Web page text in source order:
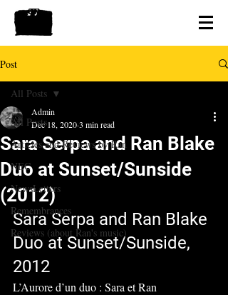
Post
All Posts
Articles and Reviews by Ran
NEC
NewsLetters
Remembrances
Reviews (about Ran's music)
All Posts
Sara Serpa and Ran Blake
Duo at Sunset/Sunside
(2012)
Admin
Dec 18, 20203 min read
Sara Serpa and Ran Blake
Duo at Sunset/Sunside,
2012
L’Aurore d’un duo : Sara et Ran